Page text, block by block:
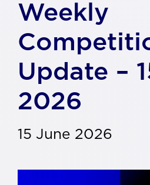
Weekly
Update –
2026
15 June 2026